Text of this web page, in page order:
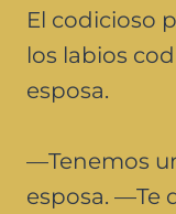
El codicioso
los labios
esposa.
—Tenemos
esposa. —Te